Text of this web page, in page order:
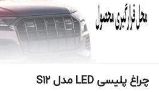
چراغ پلیسی LED مدل S12